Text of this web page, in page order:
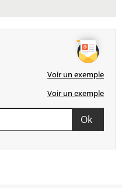
Voir un exemple
Voir un exemple